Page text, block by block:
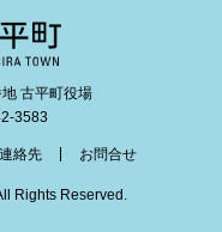
古平町役場
3583
絡先 お問合せ
Rights Reserved.